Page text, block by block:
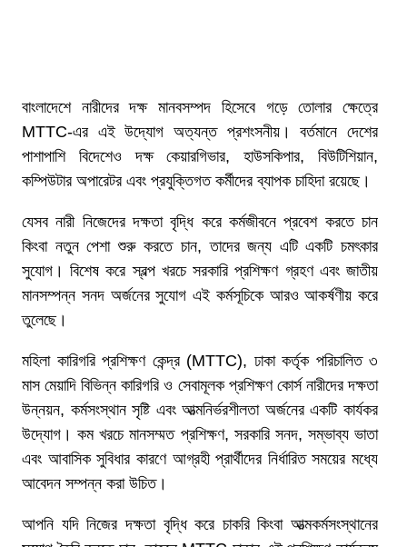
বাংলাদেশে নারীদের দক্ষ মানবসম্পদ হিসেবে গড়ে তোলার ক্ষেত্রে
MTTC-এর এই উদ্যোগ অত্যন্ত প্রশংসনীয়। বর্তমানে দেশের
পাশাপাশি বিদেশেও দক্ষ কেয়ারগিভার, হাউসকিপার, বিউটিশিয়ান,
কম্পিউটার অপারেটর এবং প্রযুক্তিগত কর্মীদের ব্যাপক চাহিদা রয়েছে।
যেসব নারী নিজেদের দক্ষতা বৃদ্ধি করে কর্মজীবনে প্রবেশ করতে চান
কিংবা নতুন পেশা শুরু করতে চান, তাদের জন্য এটি একটি চমৎকার
সুযোগ। বিশেষ করে স্বল্প খরচে সরকারি প্রশিক্ষণ গ্রহণ এবং জাতীয়
মানসম্পন্ন সনদ অর্জনের সুযোগ এই কর্মসূচিকে আরও আকর্ষণীয় করে
তুলেছে।
মহিলা কারিগরি প্রশিক্ষণ কেন্দ্র (MTTC), ঢাকা কর্তৃক পরিচালিত ৩
মাস মেয়াদি বিভিন্ন কারিগরি ও সেবামূলক প্রশিক্ষণ কোর্স নারীদের দক্ষতা
উন্নয়ন, কর্মসংস্থান সৃষ্টি এবং আত্মনির্ভরশীলতা অর্জনের একটি কার্যকর
উদ্যোগ। কম খরচে মানসম্মত প্রশিক্ষণ, সরকারি সনদ, সম্ভাব্য ভাতা
এবং আবাসিক সুবিধার কারণে আগ্রহী প্রার্থীদের নির্ধারিত সময়ের মধ্যে
আবেদন সম্পন্ন করা উচিত।
আপনি যদি নিজের দক্ষতা বৃদ্ধি করে চাকরি কিংবা আত্মকর্মসংস্থানের